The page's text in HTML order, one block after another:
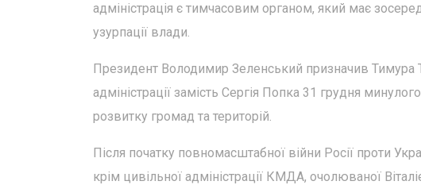
адміністрація є тимчасовим органом, який має
узурпації влади.
Президент Володимир Зеленський призначив Тимура
адміністрації замість Сергія Попка 31 грудня
розвитку громад та територій.
Після початку повномасштабної війни Росії проти
крім цивільної адміністрації КМДА, очолюваної